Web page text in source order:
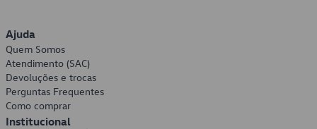
Ajuda
Quem Somos
Atendimento (SAC)
Devoluções e trocas
Perguntas Frequentes
Como comprar
Institucional